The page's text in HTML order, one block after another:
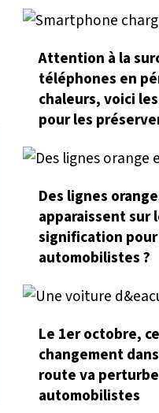
Attention à la
téléphones en
chaleurs, voici
pour les
Des lignes
apparaissent sur
signification
automobilistes ?
Le 1er octobre,
changement
route va
automobilistes